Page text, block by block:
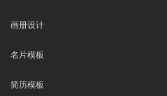
画册设计
名片模板
简历模板